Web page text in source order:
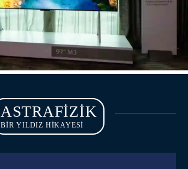
ASTRAFIZIK
BİR YILDIZ HİKAYESİ